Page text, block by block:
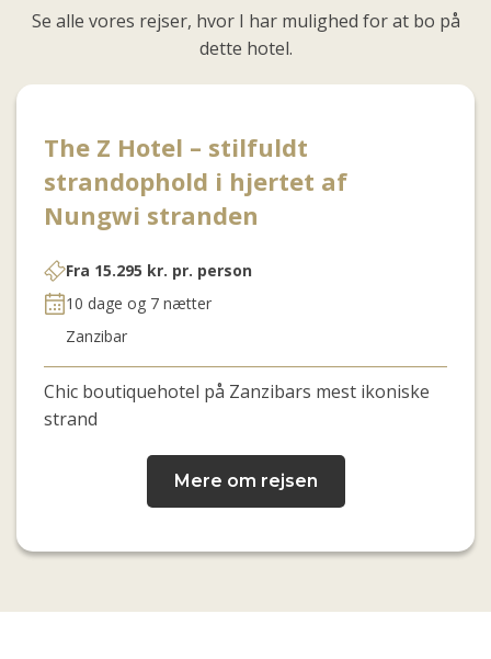
Se alle vores rejser, hvor I har mulighed for at bo på
dette hotel.
The Z Hotel – stilfuldt
strandophold i hjertet af
Nungwi stranden
Fra 15.295 kr. pr. person
10 dage og 7 nætter
Zanzibar
Chic boutiquehotel på Zanzibars mest ikoniske
strand
Mere om rejsen